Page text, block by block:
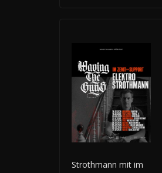
Strothmann mit im